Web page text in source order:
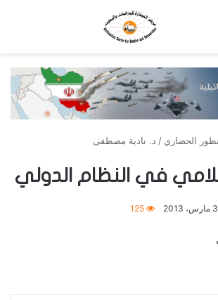
الحضاري / د. نادية مصطفى
في النظام الدولي
3 مارس، 2013 125